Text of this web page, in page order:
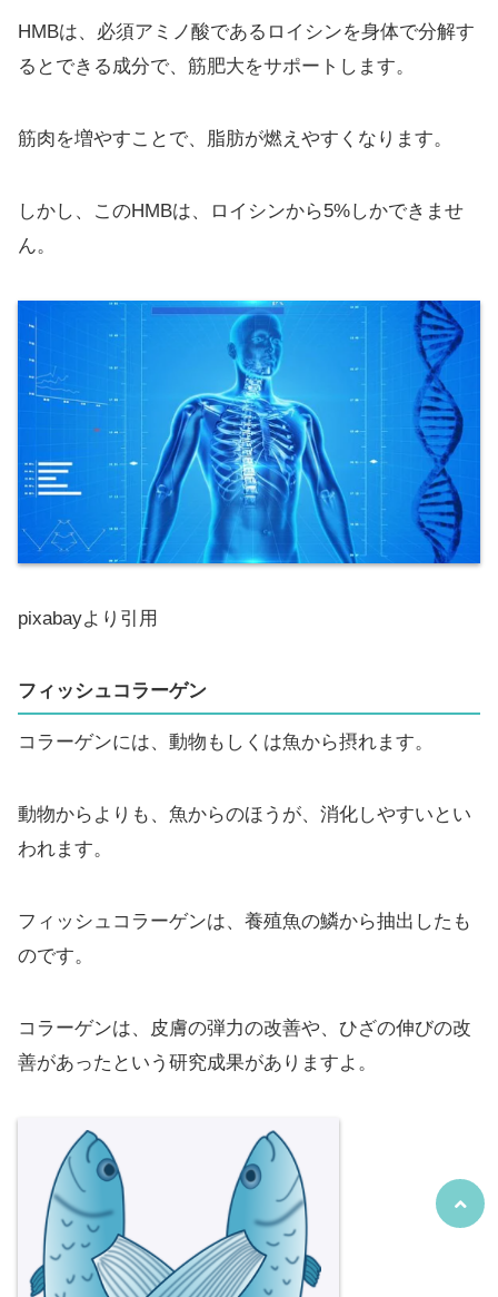
HMBは、必須アミノ酸であるロイシンを身体で分解す
るとできる成分で、筋肥大をサポートします。
筋肉を増やすことで、脂肪が燃えやすくなります。
しかし、このHMBは、ロイシンから5%しかできませ
ん。
pixabayより引用
フィッシュコラーゲン
コラーゲンには、動物もしくは魚から摂れます。
動物からよりも、魚からのほうが、消化しやすいとい
われます。
フィッシュコラーゲンは、養殖魚の鱗から抽出したも
のです。
コラーゲンは、皮膚の弾力の改善や、ひざの伸びの改
善があったという研究成果がありますよ。